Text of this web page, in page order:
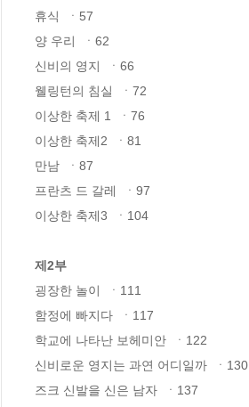
휴식  ㆍ57
양 우리  ㆍ62
신비의 영지  ㆍ66
웰링턴의 침실  ㆍ72
이상한 축제 1  ㆍ76
이상한 축제2  ㆍ81
만남  ㆍ87
프란츠 드 갈레  ㆍ97
이상한 축제3  ㆍ104
제2부
굉장한 놀이  ㆍ111
함정에 빠지다  ㆍ117
학교에 나타난 보헤미안  ㆍ122
신비로운 영지는 과연 어디일까  ㆍ130
즈크 신발을 신은 남자  ㆍ137